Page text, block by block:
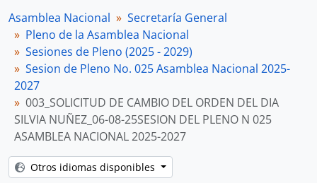
Asamblea Nacional
Secretaría General
Pleno de la Asamblea Nacional
Sesiones de Pleno (2025 - 2029)
Sesion de Pleno No. 025 Asamblea Nacional 2025-
2027
003_SOLICITUD DE CAMBIO DEL ORDEN DEL DIA
SILVIA NUÑEZ_06-08-25SESION DEL PLENO N 025
ASAMBLEA NACIONAL 2025-2027
Otros idiomas disponibles